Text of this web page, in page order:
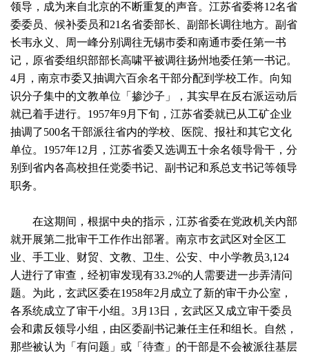
领导，成为来自北京的不断重复的声音。江苏省委将12名省
委委员、候补委员和21名省委部长、副部长调往地方。副省
长韦永义、周一峰分别调往无锡巿委和南通巿委任第一书
记，原省委组织部部长高啸平被调往扬州地委任第一书记。
4月，南京巿委又抽调六百余名干部分配到学校工作。向知
识分子集中的文教单位「掺沙子」，其实早在反右派运动后
就已着手进行。1957年9月下旬，江苏省委就已从工矿企业
抽调了500名干部派往省内的学校、医院、报社和其它文化
单位。1957年12月，江苏省委又选调五十余名领导骨干，分
别到省内各高校担任党委书记、副书记和系总支书记等领导
职务。
在这期间，根据中央的指示，江苏省委在党政机关内部
就开展第二批审干工作作出部署。南京巿玄武区对全区工
业、手工业、财贸、文教、卫生、公安、中小学教员3,124
人进行了审查，经初审发现有33.2%的人需要进一步弄清问
题。为此，玄武区委在1958年2月成立了新的审干办公室，
各系统成立了审干小组。3月13日，玄武区又成立审干委员
会和肃反领导小组，由区委副书记兼任主任和组长。自然，
那些被认为「有问题」或「待查」的干部是不会被派往基层